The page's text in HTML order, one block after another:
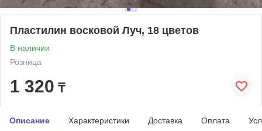
Пластилин восковой Луч, 18 цветов
В наличии
Розница
1 320 ₸
Описание Характеристики Доставка Оплата